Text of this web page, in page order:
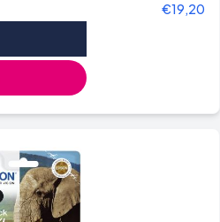
€19,20